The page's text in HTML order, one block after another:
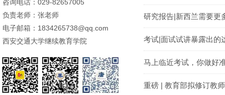
咨询电话：029-82657005
负责老师：张老师
电子邮箱：1834265738@qq.com
西安交通大学继续教育学院
研究报告|新西兰需要更
考试|面试试讲暴露出的
马上临近考试，你做好
重磅 | 教育部拟修订教